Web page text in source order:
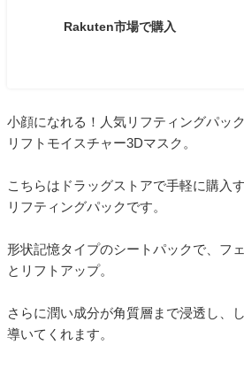
Rakuten市場で購入
小顔になれる！人気リフティングパッ
リフトモイスチャー3Dマスク。
こちらはドラッグストアで手軽に購入
リフティングパックです。
形状記憶タイプのシートパックで、フ
とリフトアップ。
さらに潤い成分が角質層まで浸透し、
導いてくれます。